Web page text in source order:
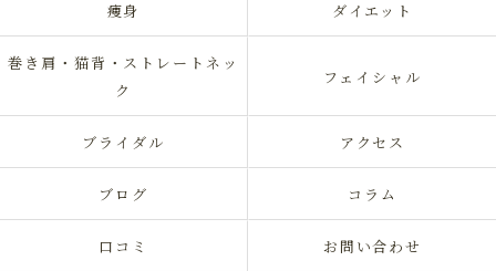
痩身 ダイエット
巻き肩・猫背・ストレートネッ
ク
フェイシャル
ブライダル アクセス
ブログ コラム
口コミ お問い合わせ